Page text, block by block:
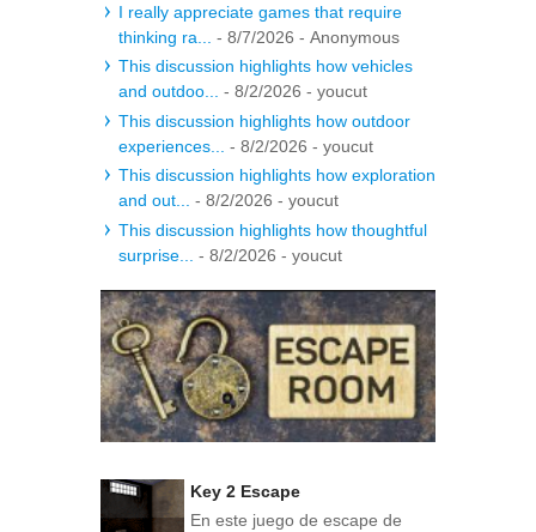
I really appreciate games that require
thinking ra...
- 8/7/2026 - Anonymous
This discussion highlights how vehicles
and outdoo...
- 8/2/2026 - youcut
This discussion highlights how outdoor
experiences...
- 8/2/2026 - youcut
This discussion highlights how exploration
and out...
- 8/2/2026 - youcut
This discussion highlights how thoughtful
surprise...
- 8/2/2026 - youcut
Key 2 Escape
En este juego de escape de